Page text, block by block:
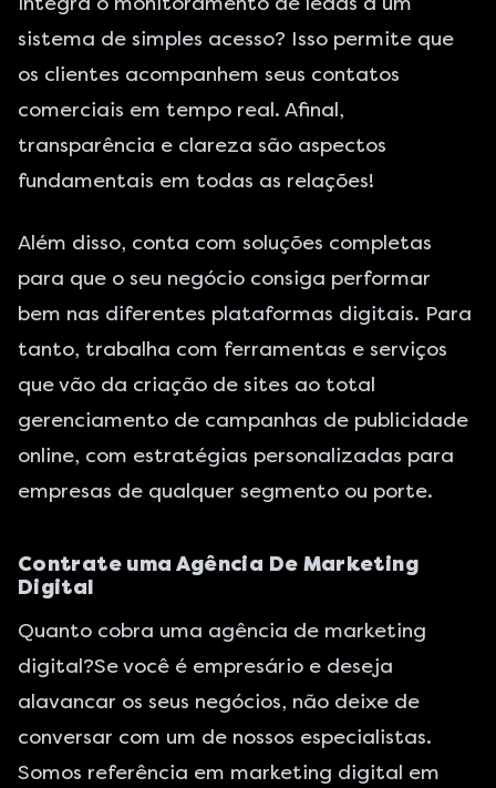
sistema de simples acesso? Isso permite que
os clientes acompanhem seus contatos
comerciais em tempo real. Afinal,
transparência e clareza são aspectos
fundamentais em todas as relações!
Além disso, conta com soluções completas
para que o seu negócio consiga performar
bem nas diferentes plataformas digitais. Para
tanto, trabalha com ferramentas e serviços
que vão da criação de sites ao total
gerenciamento de campanhas de publicidade
online, com estratégias personalizadas para
empresas de qualquer segmento ou porte.
Contrate uma Agência De Marketing
Digital
Quanto cobra uma agência de marketing
digital?Se você é empresário e deseja
alavancar os seus negócios, não deixe de
conversar com um de nossos especialistas.
Somos referência em marketing digital em